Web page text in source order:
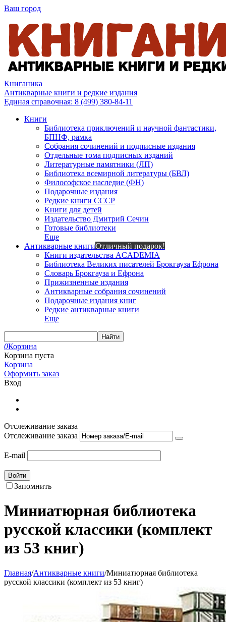
Ваш город
Книганика
Антикварные книги и редкие издания
Единая справочная: 8 (499) 380-84-11
Книги
Библиотека приключений и научной фантастики,
БПНФ, рамка
Собрания сочинений и подписные издания
Отдельные тома подписных изданий
Литературные памятники (ЛП)
Библиотека всемирной литературы (БВЛ)
Философское наследие (ФН)
Подарочные издания
Редкие книги СССР
Книги для детей
Издательство Дмитрий Сечин
Готовые библиотеки
Еще
Антикварные книгиОтличный подарок!
Книги издательства ACADEMIA
Библиотека Великих писателей Брокгауза Ефрона
Словарь Брокгауза и Ефрона
Прижизненные издания
Антикварные собрания сочинений
Подарочные издания книг
Редкие антикварные книги
Еще
Найти
0Корзина
Корзина пуста
Корзина
Оформить заказ
Вход
Отслеживание заказа
Отслеживание заказа
E-mail
Войти
Запомнить
Миниатюрная библиотека
русской классики (комплект
из 53 книг)
Главная/Антикварные книги/Миниатюрная библиотека
русской классики (комплект из 53 книг)